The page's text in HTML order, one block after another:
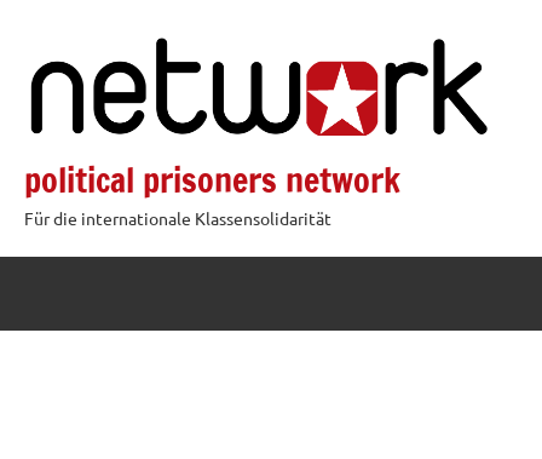
springen
political prisoners network
Für die internationale Klassensolidarität